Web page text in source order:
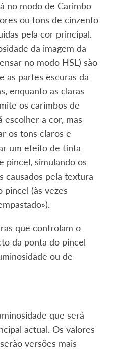
no modo de Carimbo
ou tons de cinzento
pela cor principal.
da imagem da
no modo HSL) são
as partes escuras da
enquanto as claras
os carimbos de
escolher a cor, mas
os tons claros e
um efeito de tinta
pincel, simulando os
causados pela textura
(às vezes
que controlam o
da ponta do pincel
ou de
que será
actual. Os valores
versões mais